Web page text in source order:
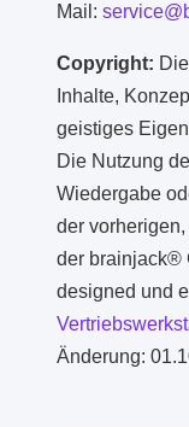
Mail:
Copyright:
Inhalte,
geistiges
Die Nutzung
Wiedergabe
der
der brainjack®
designed und
Änderung: